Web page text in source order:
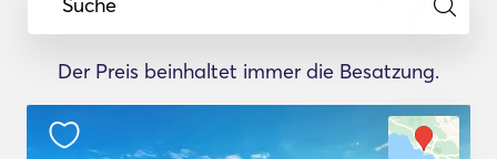
Der Preis beinhaltet immer die Besatzung.